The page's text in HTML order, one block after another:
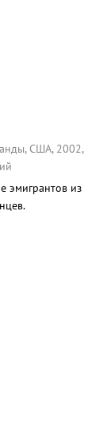
США, 2002,
эмигрантов из